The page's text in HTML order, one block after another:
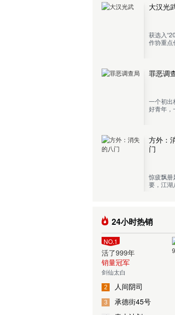
大汉光
获选入
作协重点
罪恶调
一个初出
好青年，
老记者，
五菱宏光
罪恶调查
方外：
门
惊疲飘册
要，江湖
藏的江湖
24小时热销
NO.1
活了999年
销量冠军
剑仙太白
2 人间阴司
3 承德街45号